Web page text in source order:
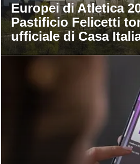
Europei di Atletica
Pastificio Felicetti
ufficiale di Casa